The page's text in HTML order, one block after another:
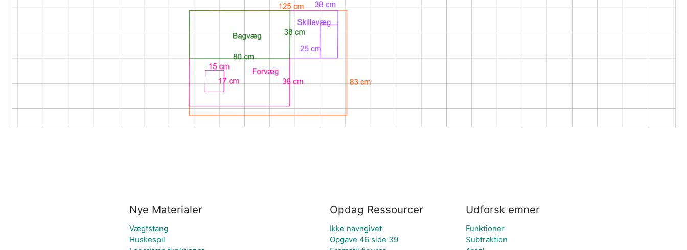
Nye Materialer
Vægtstang
Huskespil
Opdag Ressourcer
Ikke navngivet
Opgave 46 side 39
Udforsk emner
Funktioner
Subtraktion